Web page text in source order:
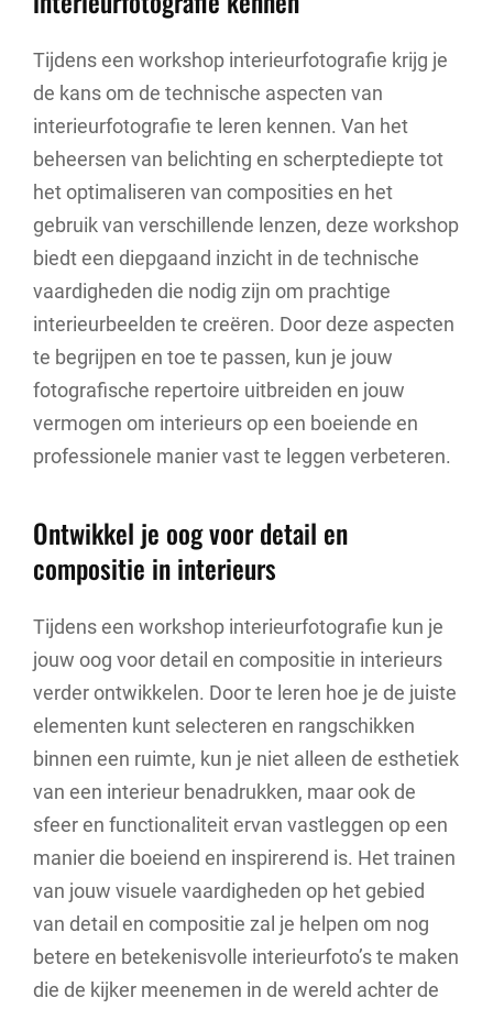
Tijdens een workshop interieurfotografie krijg je
de kans om de technische aspecten van
interieurfotografie te leren kennen. Van het
beheersen van belichting en scherptediepte tot
het optimaliseren van composities en het
gebruik van verschillende lenzen, deze workshop
biedt een diepgaand inzicht in de technische
vaardigheden die nodig zijn om prachtige
interieurbeelden te creëren. Door deze aspecten
te begrijpen en toe te passen, kun je jouw
fotografische repertoire uitbreiden en jouw
vermogen om interieurs op een boeiende en
professionele manier vast te leggen verbeteren.
Ontwikkel je oog voor detail en
compositie in interieurs
Tijdens een workshop interieurfotografie kun je
jouw oog voor detail en compositie in interieurs
verder ontwikkelen. Door te leren hoe je de juiste
elementen kunt selecteren en rangschikken
binnen een ruimte, kun je niet alleen de esthetiek
van een interieur benadrukken, maar ook de
sfeer en functionaliteit ervan vastleggen op een
manier die boeiend en inspirerend is. Het trainen
van jouw visuele vaardigheden op het gebied
van detail en compositie zal je helpen om nog
betere en betekenisvolle interieurfoto’s te maken
die de kijker meenemen in de wereld achter de